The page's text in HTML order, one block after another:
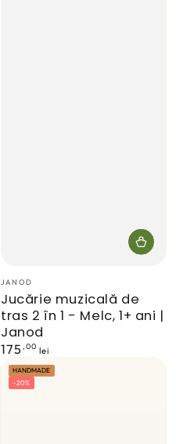
Furnizor:
JANOD
Jucărie muzicală de
tras 2 în 1 - Melc, 1+ ani |
Janod
Preț
175 ,00 lei
HANDMADE
–20%